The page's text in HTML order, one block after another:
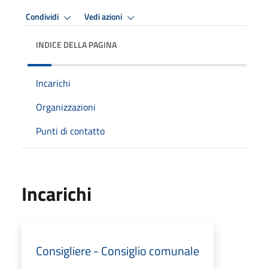
Condividi Vedi azioni
INDICE DELLA PAGINA
Incarichi
Organizzazioni
Punti di contatto
Incarichi
Consigliere - Consiglio comunale